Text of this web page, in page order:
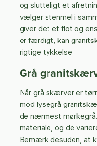
og slutteligt et
vælger stenmel i
giver det et flot og
er færdigt, kan
rigtige tykkelse.
Grå
Når grå skærver er
mod lysegrå
de nærmest
materiale, og de
Bemærk desuden, at